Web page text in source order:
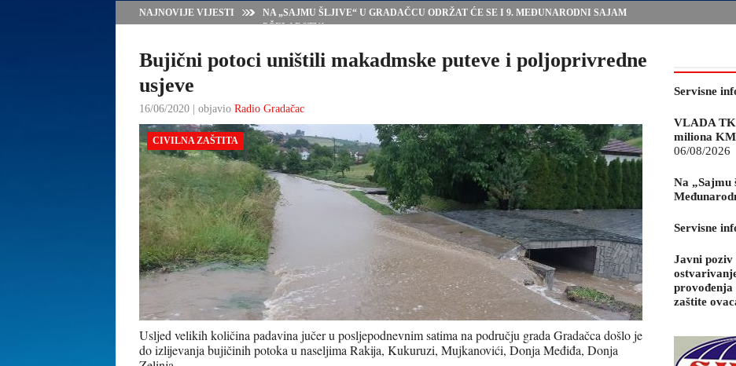
NAJNOVIJE VIJESTI
NA „SAJMU ŠLJIVE“ U GRADAČCU ODRŽAT ĆE SE I 9. MEĐUNARODNI SAJAM
PČELARSTVA
Bujični potoci uništili makadmske puteve i poljoprivredne
usjeve
16/06/2020 | objavio Radio Gradačac
CIVILNA ZAŠTITA
Usljed velikih količina padavina jučer u posljepodnevnim satima na području grada Gradačca došlo je
do izlijevanja bujičinih potoka u naseljima Rakija, Kukuruzi, Mujkanovići, Donja Međiđa, Donja
Servisne
VLADA TK
miliona KM
06/08/2026
Na „Sajmu
Servisne
Javni poziv
zaštite